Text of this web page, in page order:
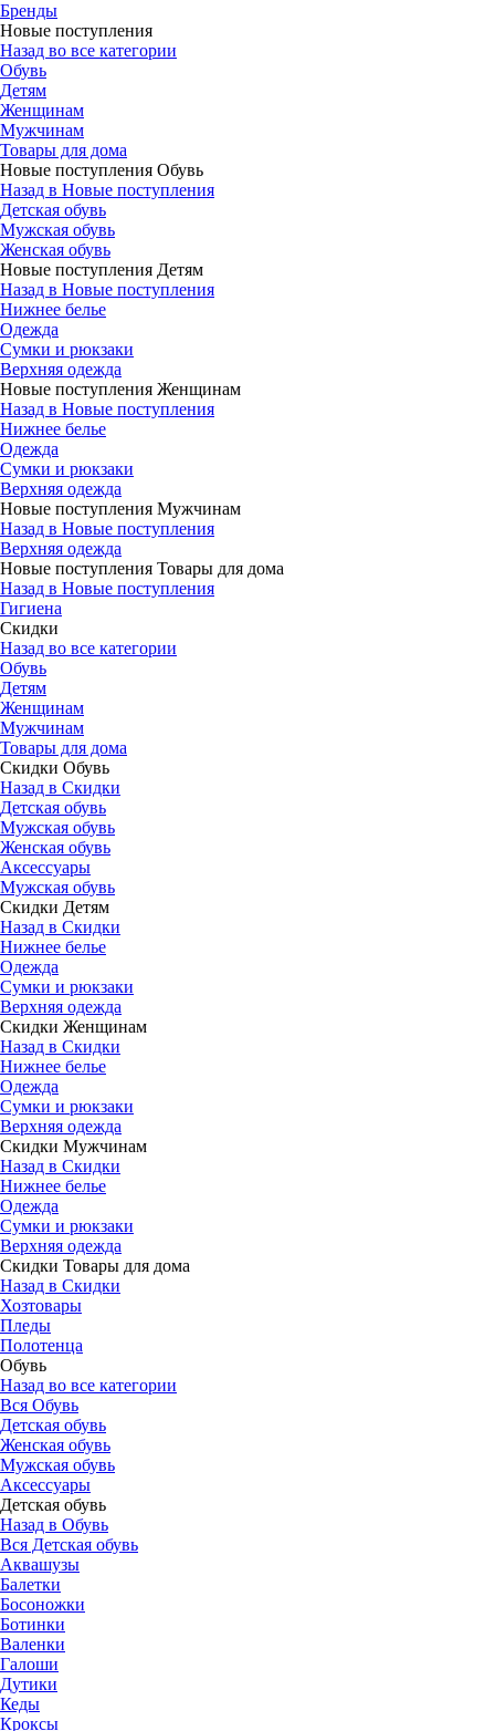
Бренды
Новые поступления
Назад во все категории
Обувь
Детям
Женщинам
Мужчинам
Товары для дома
Новые поступления Обувь
Назад в Новые поступления
Детская обувь
Мужская обувь
Женская обувь
Новые поступления Детям
Назад в Новые поступления
Нижнее белье
Одежда
Сумки и рюкзаки
Верхняя одежда
Новые поступления Женщинам
Назад в Новые поступления
Нижнее белье
Одежда
Сумки и рюкзаки
Верхняя одежда
Новые поступления Мужчинам
Назад в Новые поступления
Верхняя одежда
Новые поступления Товары для дома
Назад в Новые поступления
Гигиена
Скидки
Назад во все категории
Обувь
Детям
Женщинам
Мужчинам
Товары для дома
Скидки Обувь
Назад в Скидки
Детская обувь
Мужская обувь
Женская обувь
Аксессуары
Мужская обувь
Скидки Детям
Назад в Скидки
Нижнее белье
Одежда
Сумки и рюкзаки
Верхняя одежда
Скидки Женщинам
Назад в Скидки
Нижнее белье
Одежда
Сумки и рюкзаки
Верхняя одежда
Скидки Мужчинам
Назад в Скидки
Нижнее белье
Одежда
Сумки и рюкзаки
Верхняя одежда
Скидки Товары для дома
Назад в Скидки
Хозтовары
Пледы
Полотенца
Обувь
Назад во все категории
Вся Обувь
Детская обувь
Женская обувь
Мужская обувь
Аксессуары
Детская обувь
Назад в Обувь
Вся Детская обувь
Аквашузы
Балетки
Босоножки
Ботинки
Валенки
Галоши
Дутики
Кеды
Кроксы